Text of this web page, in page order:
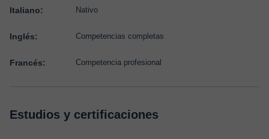
Italiano: Nativo
Inglés: Competencias completas
Francés: Competencia profesional
Estudios y certificaciones